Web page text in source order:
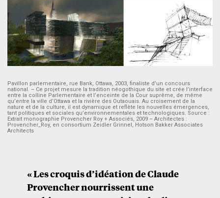
Pavillon parlementaire, rue Bank, Ottawa, 2003, finaliste d’un concours
national. – Ce projet mesure la tradition néogothique du site et crée l’interface
entre la colline Parlementaire et l’enceinte de la Cour suprême, de même
qu’entre la ville d’Ottawa et la rivière des Outaouais. Au croisement de la
nature et de la culture, il est dynamique et reflète les nouvelles émergences,
tant politiques et sociales qu’environnementales et technologiques. Source :
Extrait monographie Provencher Roy + Associés, 2009 – Architectes :
Provencher_Roy, en consortium Zeidler Grinnel, Hotson Bakker Associates
Architects
« Les croquis d’idéation de Claude
Provencher nourrissent une